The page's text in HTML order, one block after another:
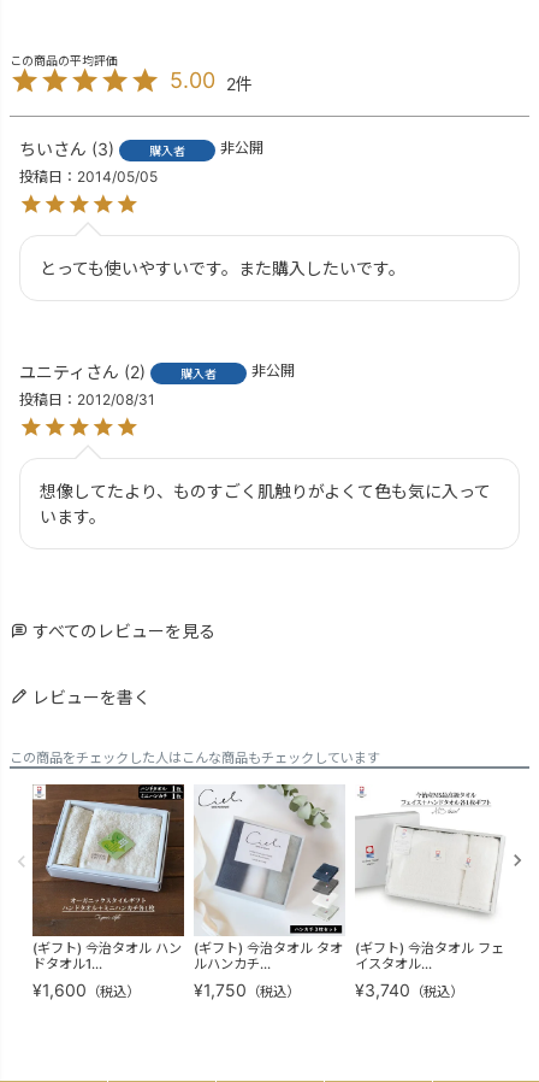
5.00 2
ちい 3 購入者
非公開
投稿日
2014/05/05
とっても使いやすいです。また購入したいです。
ユニティ 2 購入者
非公開
投稿日
2012/08/31
想像してたより、ものすごく肌触りがよくて色も気に入って
います。
すべてのレビューを見る
レビューを書く
この商品をチェックした人はこんな商品もチェックしています
(ギフト) 今治タオル ハン
ドタオル1...
¥1,600 （税込）
(ギフト) 今治タオル タオ
ルハンカチ...
¥1,750 （税込）
(ギフト) 今治タオル フェ
イスタオル...
¥3,740 （税込）